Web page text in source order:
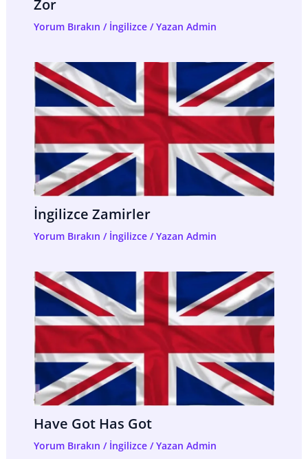
Zor
Yorum Bırakın / İngilizce/ Yazan Admin
İngilizce Zamirler
Yorum Bırakın / İngilizce/ Yazan Admin
Have Got Has Got
Yorum Bırakın / İngilizce/ Yazan Admin